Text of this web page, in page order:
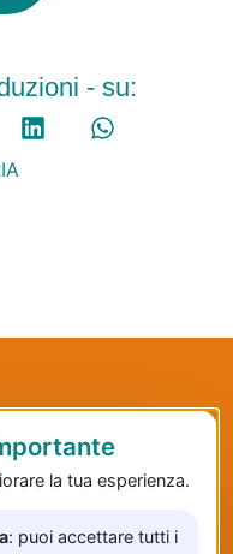
- su:
la tua esperienza.
: puoi accettare tutti i